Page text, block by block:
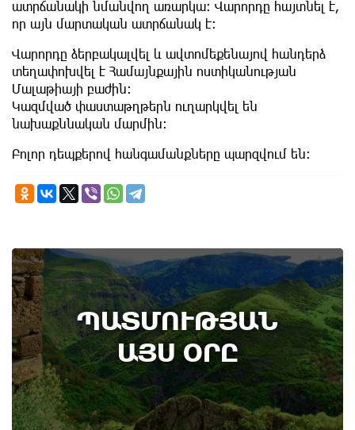
ատրճանակի նմանվող առարկա։ Վարորդը հայտնել է,
որ այն մարտական ատրճանակ է։
Վարորդը ձերբակալվել և ավտոմեքենայով հանդերձ
տեղափոխվել է Համայնքային ոստիկանության
Մալաթիայի բաժին։
Կազմված փաստաթղթերն ուղարկվել են
նախաքննական մարմին։
Բոլոր դեպքերով հանգամանքները պարզվում են:
ՊԱՏՄՈՒԹՅԱՆ
ԱՅՍ ՕՐԸ
10th of August
Անտառային հրդեհներից պաշտպանության
օր. պատմության այս օրը (9 օգոստոս)